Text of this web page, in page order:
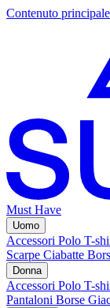
Contenuto principale
Must Have
Uomo
Accessori Polo T-
Scarpe Ciabatte
Donna
Accessori Polo T-
Pantaloni Borse